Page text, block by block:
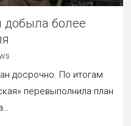
добыла более
досрочно. По итогам
перевыполнила план